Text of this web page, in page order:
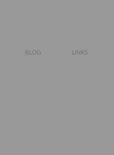
BLOG LINKS